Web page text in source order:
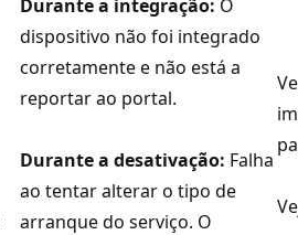
Durante a integração: O
dispositivo não foi integrado
corretamente e não está a
reportar ao portal.
Durante a desativação: Falha
ao tentar alterar o tipo de
arranque do serviço. O